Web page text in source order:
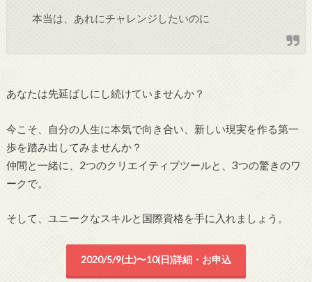
本当は、あれにチャレンジしたいのに
あなたは先延ばしにし続けていませんか？
今こそ、自分の人生に本気で向き合い、新しい現実を作る第一
歩を踏み出してみませんか？
仲間と一緒に、2つのクリエイティブツールと、3つの驚きのワ
ークで。
そして、ユニークなスキルと国際資格を手に入れましょう。
2020/5/9(土)〜10(日)詳細・お申込